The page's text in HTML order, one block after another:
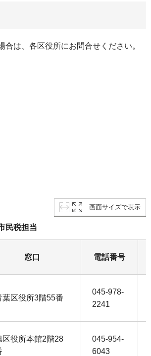
合は、各区役所にお問合せください。
画面サイズで表示
民税担当
窓口 電話番号
葉区役所3階55番
045-978-
2241
区役所本館2階28
045-954-
6043